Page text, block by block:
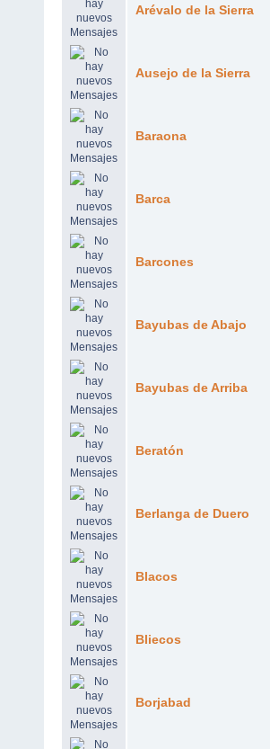
Arévalo de la Sierra
Ausejo de la Sierra
Baraona
Barca
Barcones
Bayubas de Abajo
Bayubas de Arriba
Beratón
Berlanga de Duero
Blacos
Bliecos
Borjabad